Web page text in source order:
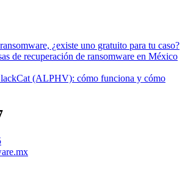
¿existe uno gratuito para tu caso?
de recuperación de ransomware en México
(ALPHV): cómo funciona y cómo